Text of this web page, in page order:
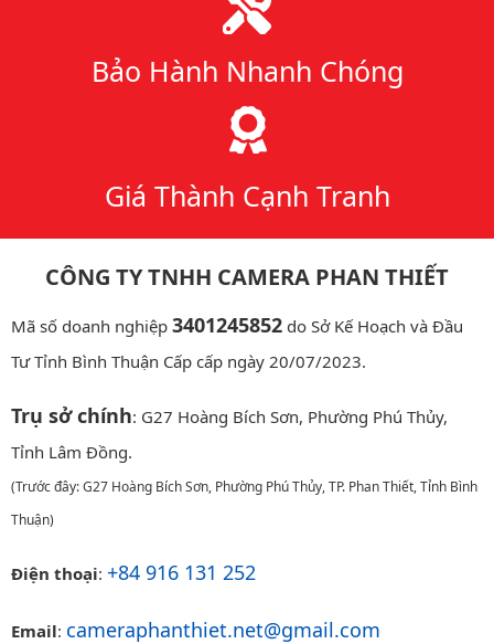
Bảo Hành Nhanh Chóng
Giá Thành Cạnh Tranh
CÔNG TY TNHH CAMERA PHAN THIẾT
Mã số doanh nghiệp 3401245852 do Sở Kế Hoạch và Đầu
Tư Tỉnh Bình Thuận Cấp cấp ngày 20/07/2023.
Trụ sở chính: G27 Hoàng Bích Sơn, Phường Phú Thủy,
Tỉnh Lâm Đồng.
(Trước đây: G27 Hoàng Bích Sơn, Phường Phú Thủy, TP. Phan Thiết, Tỉnh Bình
Thuận)
Điện thoại: +84 916 131 252
Email: cameraphanthiet.net@gmail.com